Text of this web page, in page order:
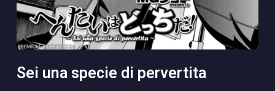
sei una specie di pervertita